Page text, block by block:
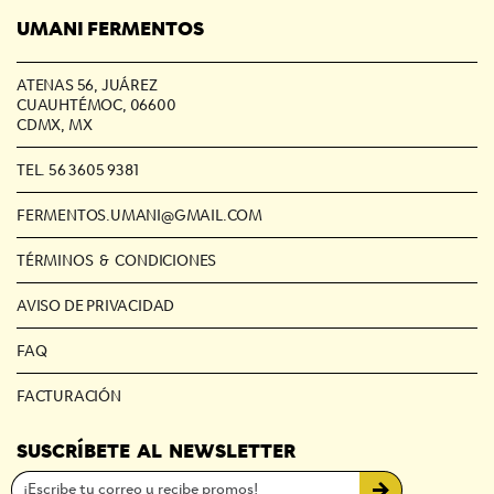
UMANI FERMENTOS
ATENAS 56, JUÁREZ
CUAUHTÉMOC, 06600
CDMX, MX
TEL. 56 3605 9381
FERMENTOS.UMANI@GMAIL.COM
TÉRMINOS & CONDICIONES
AVISO DE PRIVACIDAD
FAQ
FACTURACIÓN
SUSCRÍBETE AL NEWSLETTER